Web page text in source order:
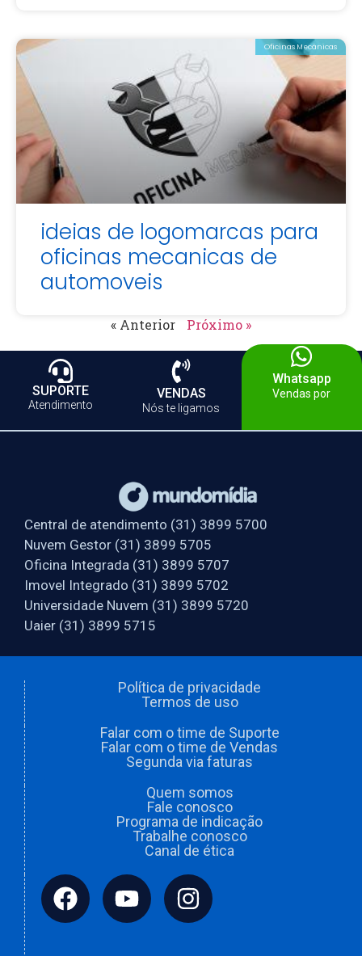
Oficinas Mecânicas
ideias de logomarcas para
oficinas mecanicas de
automoveis
« Anterior Próximo »
SUPORTE
Atendimento
VENDAS
Nós te ligamos
Whatsapp
Vendas por
Central de atendimento (31) 3899 5700
Nuvem Gestor (31) 3899 5705
Oficina Integrada (31) 3899 5707
Imovel Integrado (31) 3899 5702
Universidade Nuvem (31) 3899 5720
Uaier (31) 3899 5715
Política de privacidade
Termos de uso
Falar com o time de Suporte
Falar com o time de Vendas
Segunda via faturas
Quem somos
Fale conosco
Programa de indicação
Trabalhe conosco
Canal de ética